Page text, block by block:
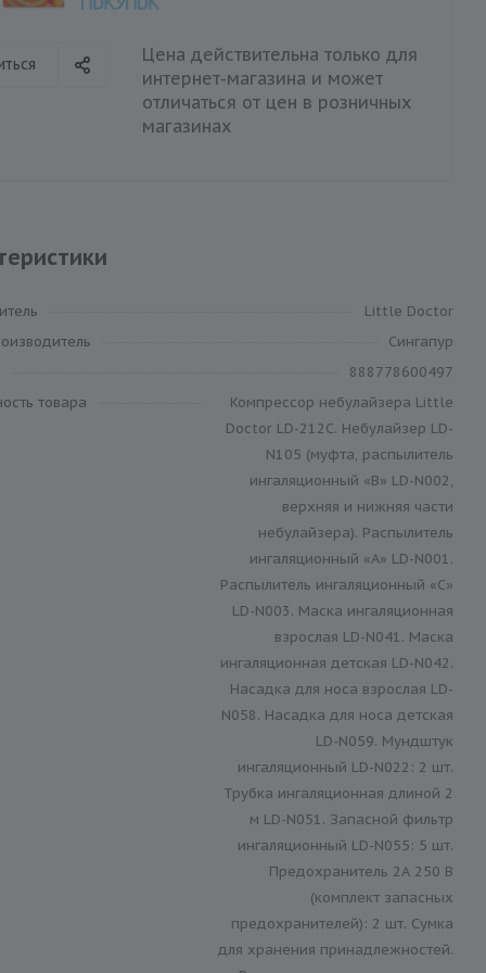
Цена действительна только для
интернет-магазина и может
отличаться от цен в розничных
магазинах
Little Doctor
Сингапур
888778600497
товара
Компрессор небулайзера Little
Doctor LD-212C. Небулайзер LD-
N105 (муфта, распылитель
ингаляционный «В» LD-N002,
верхняя и нижняя части
небулайзера). Распылитель
ингаляционный «A» LD-N001.
Распылитель ингаляционный «C»
LD-N003. Маска ингаляционная
взрослая LD-N041. Маска
ингаляционная детская LD-N042.
Насадка для носа взрослая LD-
N058. Насадка для носа детская
LD-N059. Мундштук
ингаляционный LD-N022: 2 шт.
Трубка ингаляционная длиной 2
м LD-N051. Запасной фильтр
ингаляционный LD-N055: 5 шт.
Предохранитель 2А 250 В
(комплект запасных
предохранителей): 2 шт. Сумка
для хранения принадлежностей.